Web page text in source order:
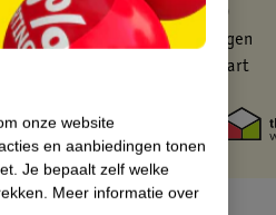
Gratis thuisbezorgd vanaf 50.00
Gratis retourneren binnen 30 dagen
Gratis punten met je Kruidvat kaart
onze website
en aanbiedingen tonen
Je bepaalt zelf welke
Meer informatie over